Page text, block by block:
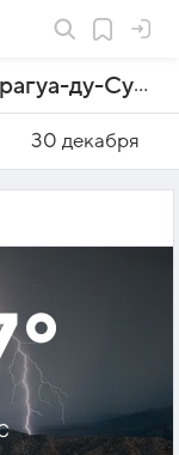
Погода на 29 декабря в Жарагуа-ду-Суле
30 декабря